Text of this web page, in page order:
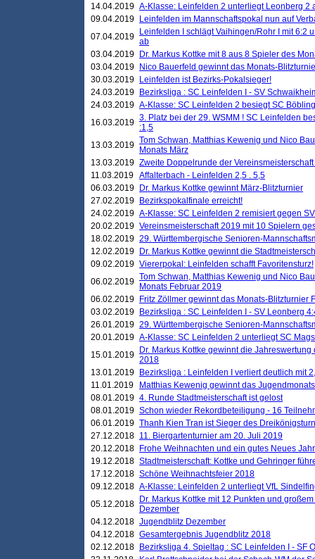
14.04.2019 A-Klasse: Leinfelden 2 unterliegt Leonberg 2
09.04.2019
Leinfelden im Mannschaftspokal nun auf
07.04.2019
Leinfelden I schlägt Vaihingen/Rohr I mit 6:2
ab
03.04.2019
Dr. Markus Kottke mit 8 aus 8 Spieler des
03.04.2019
Nico Bauerfeld gewinnt das Monats-
30.03.2019
Leinfelden ist Bezirks-Pokalsieger!
24.03.2019
Bezirksliga : SC Leinfelden I - SV
24.03.2019 A-Klasse: SC Leinfelden 2 besiegt SC
16.03.2019 3. Platz bei der 29. WSMM ! SC Leinfelden
:1,5
13.03.2019 Tom Schwan, Matthias Kewenig und Nico
Monats März
13.03.2019 Zweite Doppelrunde der
11.03.2019 Affalterbach - Leinfelden 2,5 . 5,5
06.03.2019
Dr. Markus Kottke gewinnt März-Blitzturnier
27.02.2019
Bezirkspokalfinale erreicht!
24.02.2019 A-Klasse: SC Leinfelden 2 remisiert gegen
20.02.2019 Vereinsmeisterschaft 2019 mit 10 Spielern
18.02.2019 29. Württembergische Senioren-
12.02.2019
Dr. Markus Kottke gewinnt die
09.02.2019 Viererpokal: Leinfelden schafft Favoritensturz!
06.02.2019 Tom Schwan, Matthias Kewenig und Nico
Monats Februar 2019
06.02.2019
Fritz Zöllmer gewinnt das Monats-Blitzturnier
03.02.2019
Bezirksliga : SC Leinfelden I - SV Leonberg
26.01.2019 29. Württembergische Senioren-
20.01.2019 A-Klasse: SC Leinfelden 2 unterliegt SC
15.01.2019
Dr. Markus Kottke gewinnt die
2018
13.01.2019
Bezirksliga : Leinfelden I verliert deutlich mit
11.01.2019
Matthias Kewenig gewinnt das
08.01.2019 4. Runde Stadtmeisterschaft ist gelost
08.01.2019 Schon wieder Rekordbeteiligung - 16
06.01.2019 Thanh Kien Tran ist Sieger des
27.12.2018 11. Biergartenturnier am 20. Juli 2019
20.12.2018
Frohe Weihnachten und ein gutes Neues
19.12.2018 Stadtmeisterschaft: Kottke und Gehringer
17.12.2018 Schöne Weihnachtsfeier 2018
09.12.2018 A-Klasse: Leinfelden 2 unterliegt VfL
05.12.2018
Dr. Markus Kottke mit 12 Punkten und
Dezember
04.12.2018 Jugendblitz Dezember
04.12.2018 Gesamtergebnis Jugendblitz 2018
02.12.2018
Bezirksliga 4. Spieltag : SC Leinfelden I - SF